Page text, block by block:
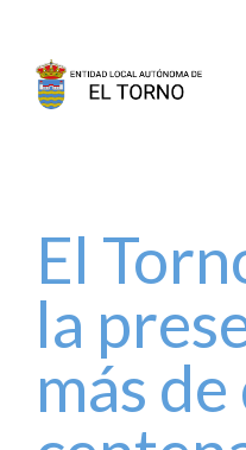
SALUDA DEL
CORPORACIÓN
VOCALÍAS /
El
la
más de